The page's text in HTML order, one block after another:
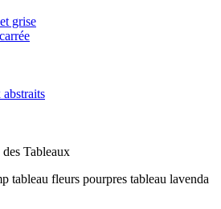
Tableaux
tableau fleurs pourpres tableau lavenda